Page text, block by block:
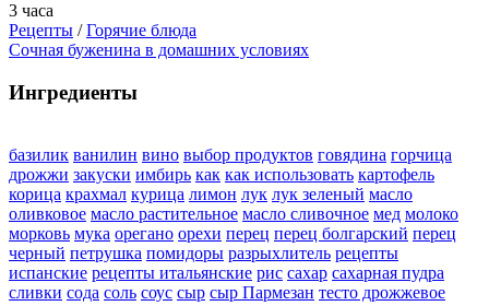
3 часа
Рецепты /Горячие блюда
Сочная буженина в домашних условиях
Ингредиенты
базилик ванилин вино выбор продуктов говядина горчица
дрожжи закуски имбирь как как использовать картофель
корица крахмал курица лимон лук лук зеленый масло
оливковое масло растительное масло сливочное мед молоко
морковь мука орегано орехи перец перец болгарский перец
черный петрушка помидоры разрыхлитель рецепты
испанские рецепты итальянские рис сахар сахарная пудра
сливки сода соль соус сыр сыр Пармезан тесто дрожжевое